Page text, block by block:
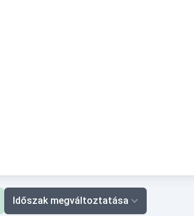
Időszak megváltoztatása